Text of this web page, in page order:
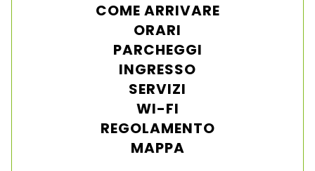
COME ARRIVARE
ORARI
PARCHEGGI
INGRESSO
SERVIZI
WI-FI
REGOLAMENTO
MAPPA